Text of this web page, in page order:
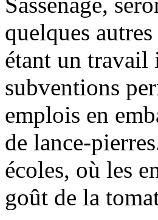
quelques
étant un travail
subventions
emplois en
de lance-
écoles, où les
goût de la